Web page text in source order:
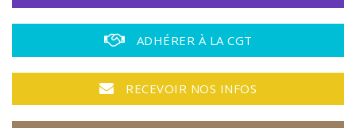
ADHÉRER À LA CGT
RECEVOIR NOS INFOS